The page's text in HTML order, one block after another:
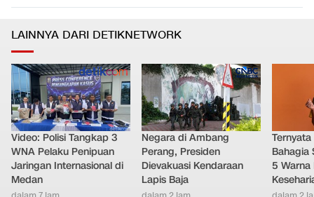
LAINNYA DARI DETIKNETWORK
Video: Polisi Tangkap 3
WNA Pelaku Penipuan
Jaringan Internasional di
Medan
Negara di Ambang
Perang, Presiden
Dievakuasi Kendaraan
Lapis Baja
Bahagia
5